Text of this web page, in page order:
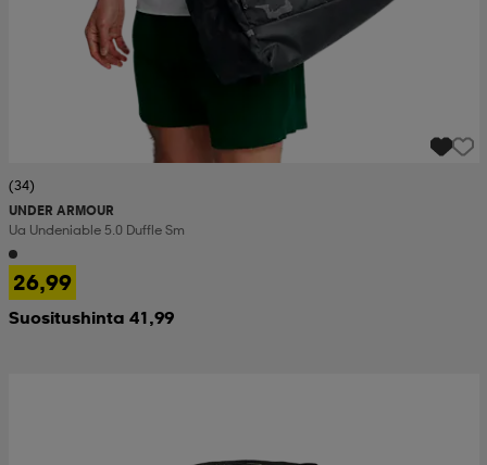
(34)
UNDER ARMOUR
Ua Undeniable 5.0 Duffle Sm
26,99
Suositushinta 41,99